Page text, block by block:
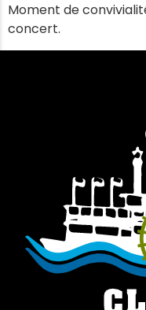
Moment de
concert.